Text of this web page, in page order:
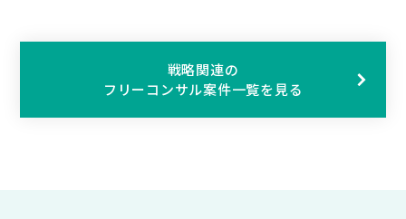
戦略関連の
フリーコンサル案件一覧を見る